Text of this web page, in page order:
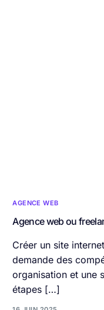
AGENCE WEB
Agence web ou
Créer un site
demande des
organisation et une
étapes […]